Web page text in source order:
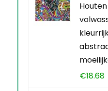
€18.68